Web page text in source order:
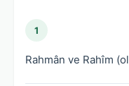
1
Rahmân ve Rahîm